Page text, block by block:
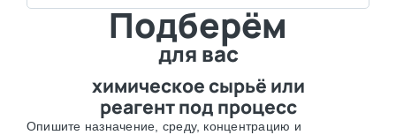
Подберём
для вас
химическое сырьё или
реагент под процесс
Опишите назначение, среду, концентрацию и